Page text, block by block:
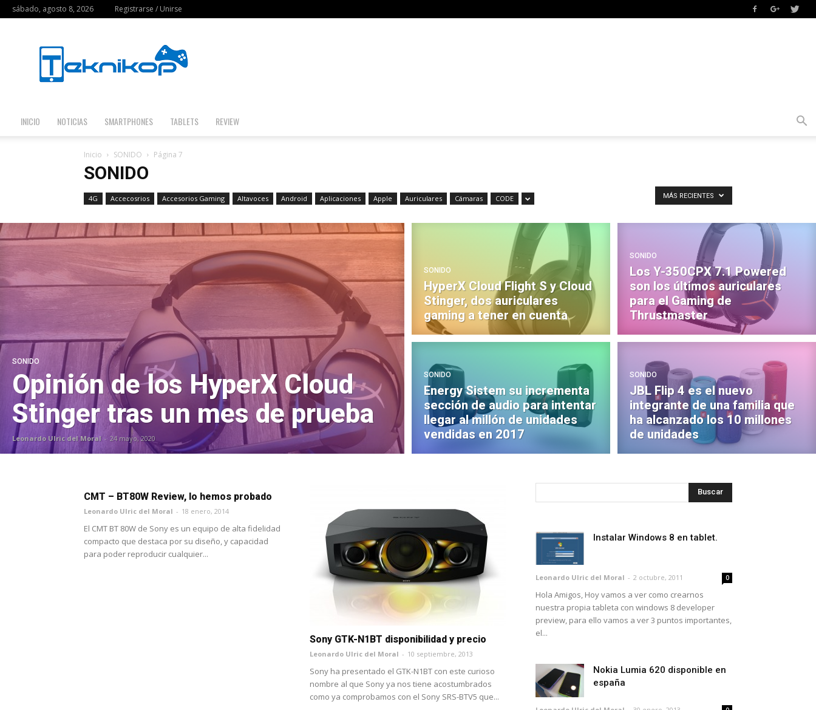
sábado, agosto 8, 2026 Registrarse / Unirse
INICIO NOTICIAS SMARTPHONES TABLETS REVIEW
Inicio SONIDO Página 7
SONIDO
4G Accecosrios Accesorios Gaming Altavoces Android Aplicaciones Apple Auriculares Cámaras CODE MÁS RECIENTES
SONIDO
Opinión de los HyperX Cloud
Stinger tras un mes de prueba
Leonardo Ulric del Moral - 24 mayo, 2020
SONIDO
HyperX Cloud Flight S y Cloud
Stinger, dos auriculares
gaming a tener en cuenta
SONIDO
Los Y-350CPX 7.1 Powered
son los últimos auriculares
para el Gaming de
Thrustmaster
SONIDO
Energy Sistem su incrementa
sección de audio para intentar
llegar al millón de unidades
vendidas en 2017
SONIDO
JBL Flip 4 es el nuevo
integrante de una familia que
ha alcanzado los 10 millones
de unidades
CMT – BT80W Review, lo hemos probado
Leonardo Ulric del Moral - 18 enero, 2014
El CMT BT 80W de Sony es un equipo de alta fidelidad
compacto que destaca por su diseño, y capacidad
para poder reproducir cualquier...
Sony GTK-N1BT disponibilidad y precio
Leonardo Ulric del Moral - 10 septiembre, 2013
Sony ha presentado el GTK-N1BT con este curioso
nombre al que Sony ya nos tiene acostumbrados
como ya comprobamos con el Sony SRS-BTV5 que...
Instalar Windows 8 en tablet.
Leonardo Ulric del Moral - 2 octubre, 2011 0
Hola Amigos, Hoy vamos a ver como crearnos
nuestra propia tableta con windows 8 developer
preview, para ello vamos a ver 3 puntos importantes,
el...
Nokia Lumia 620 disponible en
españa